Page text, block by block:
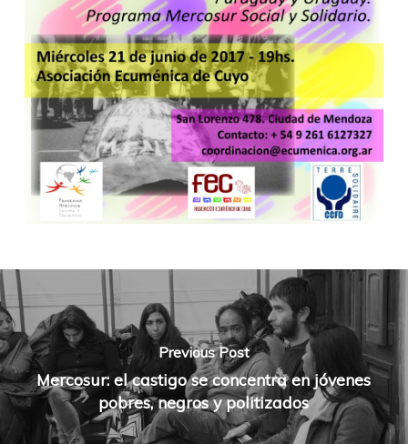
Previous Post
Mercosur: el castigo se concentra en jóvenes
pobres, negros y politizados